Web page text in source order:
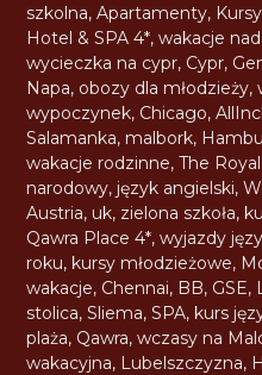
szkolna,Apartamenty,
Hotel & SPA 4*,wakacje
wycieczka na cypr, Cypr,
Napa, obozy dla młodzieży,
wypoczynek, Chicago,
Salamanka, malbork,
wakacje rodzinne,The
narodowy, język angielski,
Austria, uk, zielona szkoła,
Qawra Place 4*,wyjazdy
roku, kursy młodzieżowe,
wakacje, Chennai, BB, GSE,
stolica,Sliema,SPA, kurs
plaża, Qawra,wczasy na
wakacyjna, Lubelszczyzna,